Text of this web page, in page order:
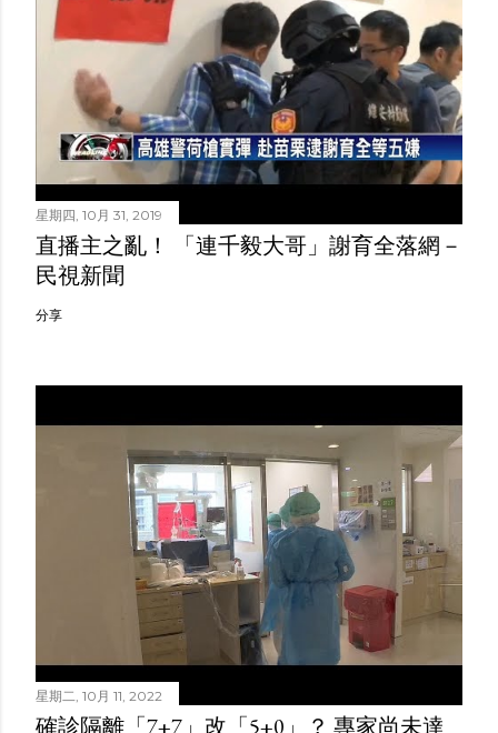
星期四, 10月 31, 2019
直播主之亂！ 「連千毅大哥」謝育全落網－
民視新聞
分享
星期二, 10月 11, 2022
確診隔離「7+7」改「5+0」？ 專家尚未達